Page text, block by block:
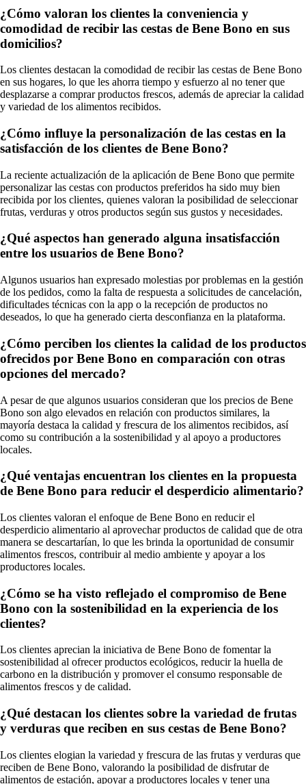
¿Cómo valoran los clientes la conveniencia y
comodidad de recibir las cestas de Bene Bono en sus
domicilios?
Los clientes destacan la comodidad de recibir las cestas de Bene Bono
en sus hogares, lo que les ahorra tiempo y esfuerzo al no tener que
desplazarse a comprar productos frescos, además de apreciar la calidad
y variedad de los alimentos recibidos.
¿Cómo influye la personalización de las cestas en la
satisfacción de los clientes de Bene Bono?
La reciente actualización de la aplicación de Bene Bono que permite
personalizar las cestas con productos preferidos ha sido muy bien
recibida por los clientes, quienes valoran la posibilidad de seleccionar
frutas, verduras y otros productos según sus gustos y necesidades.
¿Qué aspectos han generado alguna insatisfacción
entre los usuarios de Bene Bono?
Algunos usuarios han expresado molestias por problemas en la gestión
de los pedidos, como la falta de respuesta a solicitudes de cancelación,
dificultades técnicas con la app o la recepción de productos no
deseados, lo que ha generado cierta desconfianza en la plataforma.
¿Cómo perciben los clientes la calidad de los productos
ofrecidos por Bene Bono en comparación con otras
opciones del mercado?
A pesar de que algunos usuarios consideran que los precios de Bene
Bono son algo elevados en relación con productos similares, la
mayoría destaca la calidad y frescura de los alimentos recibidos, así
como su contribución a la sostenibilidad y al apoyo a productores
locales.
¿Qué ventajas encuentran los clientes en la propuesta
de Bene Bono para reducir el desperdicio alimentario?
Los clientes valoran el enfoque de Bene Bono en reducir el
desperdicio alimentario al aprovechar productos de calidad que de otra
manera se descartarían, lo que les brinda la oportunidad de consumir
alimentos frescos, contribuir al medio ambiente y apoyar a los
productores locales.
¿Cómo se ha visto reflejado el compromiso de Bene
Bono con la sostenibilidad en la experiencia de los
clientes?
Los clientes aprecian la iniciativa de Bene Bono de fomentar la
sostenibilidad al ofrecer productos ecológicos, reducir la huella de
carbono en la distribución y promover el consumo responsable de
alimentos frescos y de calidad.
¿Qué destacan los clientes sobre la variedad de frutas
y verduras que reciben en sus cestas de Bene Bono?
Los clientes elogian la variedad y frescura de las frutas y verduras que
reciben de Bene Bono, valorando la posibilidad de disfrutar de
alimentos de estación, apoyar a productores locales y tener una